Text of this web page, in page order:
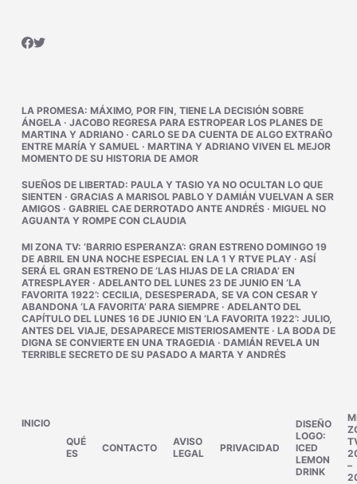
LA PROMESA: MÁXIMO, POR FIN, TIENE LA DECISIÓN SOBRE
ÁNGELA· JACOBO REGRESA PARA ESTROPEAR LOS PLANES DE
MARTINA Y ADRIANO· CARLO SE DA CUENTA DE ALGO EXTRAÑO
ENTRE MARÍA Y SAMUEL· MARTINA Y ADRIANO VIVEN EL MEJOR
MOMENTO DE SU HISTORIA DE AMOR
SUEÑOS DE LIBERTAD: PAULA Y TASIO YA NO OCULTAN LO QUE
SIENTEN · GRACIAS A MARISOL PABLO Y DAMIÁN VUELVAN A SER
AMIGOS· GABRIEL CAE DERROTADO ANTE ANDRÉS· MIGUEL NO
AGUANTA Y ROMPE CON CLAUDIA
MI ZONA TV: ‘BARRIO ESPERANZA’: GRAN ESTRENO DOMINGO 19
DE ABRIL EN UNA NOCHE ESPECIAL EN LA 1 Y RTVE PLAY · ASÍ
SERÁ EL GRAN ESTRENO DE ‘LAS HIJAS DE LA CRIADA’ EN
ATRESPLAYER· ADELANTO DEL LUNES 23 DE JUNIO EN ‘LA
FAVORITA 1922’: CECILIA, DESESPERADA, SE VA CON CESAR Y
ABANDONA ‘LA FAVORITA’ PARA SIEMPRE· ADELANTO DEL
CAPÍTULO DEL LUNES 16 DE JUNIO EN ‘LA FAVORITA 1922’: JULIO,
ANTES DEL VIAJE, DESAPARECE MISTERIOSAMENTE· LA BODA DE
DIGNA SE CONVIERTE EN UNA TRAGEDIA· DAMIÁN REVELA UN
TERRIBLE SECRETO DE SU PASADO A MARTA Y ANDRÉS
INICIO
QUÉ
ES
CONTACTO
AVISO
LEGAL
PRIVACIDAD
DISEÑO
LOGO:
ICED
LEMON
DRINK
–